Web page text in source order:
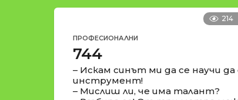
214
ПРОФЕСИОНАЛНИ
744
– Искам синът ми да се научи да
инструмент!
– Мислиш ли, че има талант?